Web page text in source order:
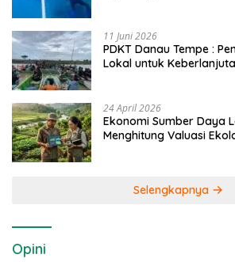
11 Juni 2026
PDKT Danau Tempe :
Lokal untuk
24 April 2026
Ekonomi Sumber Daya
Menghitung Valuasi
Selengkapnya
Opini